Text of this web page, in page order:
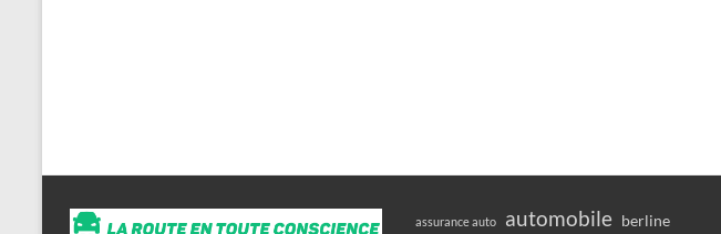
assurance auto automobile berline